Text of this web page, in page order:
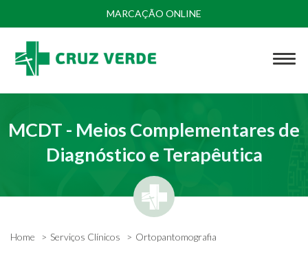
MARCAÇÃO ONLINE
MCDT - Meios Complementares de
Diagnóstico e Terapêutica
Home Serviços Clínicos Ortopantomografia